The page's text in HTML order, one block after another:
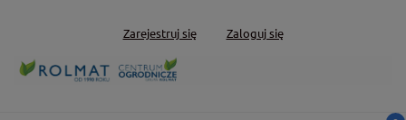
Zarejestruj się Zaloguj się